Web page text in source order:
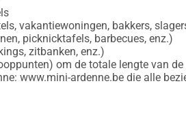
vakantiewoningen, bakkers,
picknicktafels, barbecues, enz.)
zitbanken, enz.)
om de totale lengte van de
www.mini-ardenne.be die alle